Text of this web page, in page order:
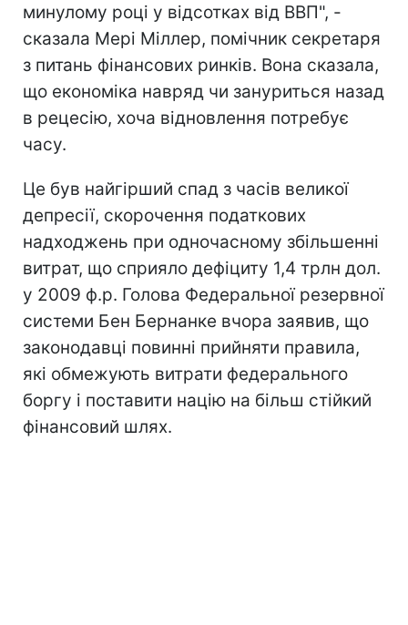
минулому році у відсотках від ВВП", -
сказала Мері Міллер, помічник секретаря
з питань фінансових ринків. Вона сказала,
що економіка навряд чи зануриться назад
в рецесію, хоча відновлення потребує
часу.
Це був найгірший спад з часів великої
депресії, скорочення податкових
надходжень при одночасному збільшенні
витрат, що сприяло дефіциту 1,4 трлн дол.
у 2009 ф.р. Голова Федеральної резервної
системи Бен Бернанке вчора заявив, що
законодавці повинні прийняти правила,
які обмежують витрати федерального
боргу і поставити націю на більш стійкий
фінансовий шлях.